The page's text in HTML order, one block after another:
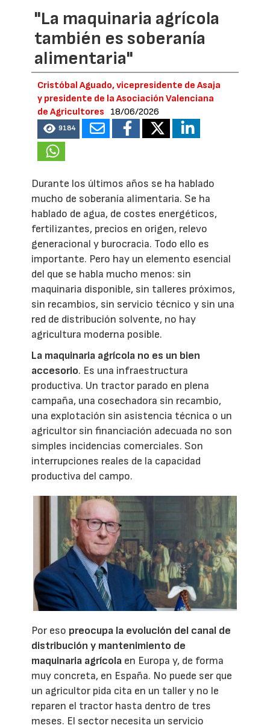
"La maquinaria agrícola
también es soberanía
alimentaria"
Cristóbal Aguado, vicepresidente de Asaja
y presidente de la Asociación Valenciana
de Agricultores
18/06/2026
9184
Durante los últimos años se ha hablado
mucho de soberanía alimentaria. Se ha
hablado de agua, de costes energéticos,
fertilizantes, precios en origen, relevo
generacional y burocracia. Todo ello es
importante. Pero hay un elemento esencial
del que se habla mucho menos: sin
maquinaria disponible, sin talleres próximos,
sin recambios, sin servicio técnico y sin una
red de distribución solvente, no hay
agricultura moderna posible.
La maquinaria agrícola no es un bien
accesorio. Es una infraestructura
productiva. Un tractor parado en plena
campaña, una cosechadora sin recambio,
una explotación sin asistencia técnica o un
agricultor sin financiación adecuada no son
simples incidencias comerciales. Son
interrupciones reales de la capacidad
productiva del campo.
Por eso preocupa la evolución del canal de
distribución y mantenimiento de
maquinaria agrícola en Europa y, de forma
muy concreta, en España. No puede ser que
un agricultor pida cita en un taller y no le
reparen el tractor hasta dentro de tres
meses. El sector necesita un servicio